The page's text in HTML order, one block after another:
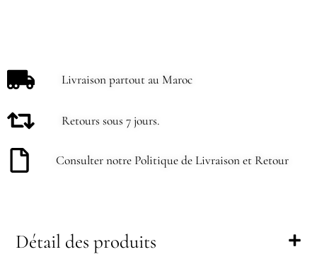
Livraison partout au Maroc
Retours sous 7 jours.
Consulter notre Politique de Livraison et Retour
Détail des produits